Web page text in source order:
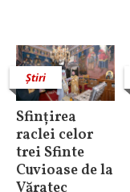
Știri
Sfințirea
raclei celor
trei Sfinte
Cuvioase de la